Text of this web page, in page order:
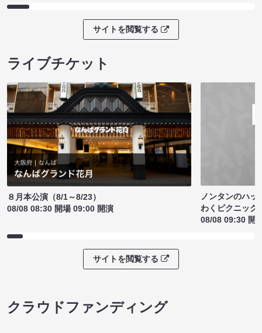
サイトを閲覧する
ライブチケット
８月本公演（8/1～8/23）
08/08 08:30 開場 09:00 開演
ノンタンのハッ
わくピクニック
08/08 09:30 開
サイトを閲覧する
クラウドファンディング